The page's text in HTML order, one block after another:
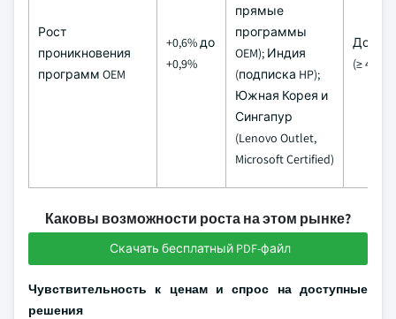
Рост
проникновения
программ OEM
+0,6% до
+0,9%
прямые
программы
OEM); Индия
(подписка HP);
Южная Корея и
Сингапур
(Lenovo Outlet,
Microsoft Certified)
(≥ 4
Каковы возможности роста на этом рынке?
Скачать бесплатный PDF-файл
Чувствительность к ценам и спрос на доступные
решения